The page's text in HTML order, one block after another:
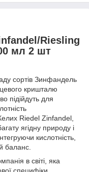
Riesling
мл 2 шт
сортів Зинфандель
кришталю
підійдуть для
Riedel Zinfandel,
ягідну природу і
кислотність,
баланс.
в світі, яка